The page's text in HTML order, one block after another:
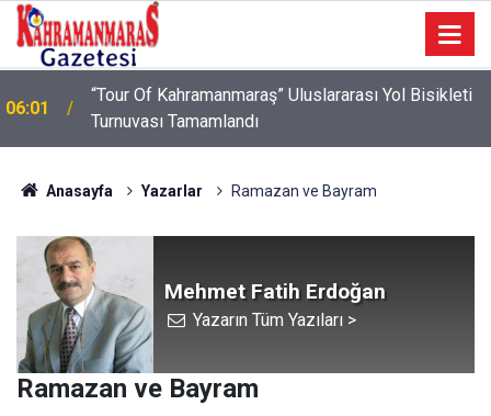
06:01
“Tour Of Kahramanmaraş” Uluslararası Yol Bisikleti
Turnuvası Tamamlandı
Anasayfa Yazarlar Ramazan ve Bayram
Mehmet Fatih Erdoğan
Yazarın Tüm Yazıları >
Ramazan ve Bayram